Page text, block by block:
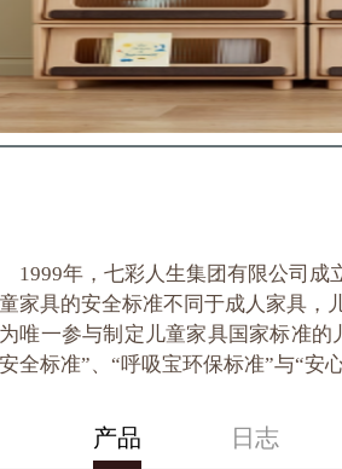
1999年，七彩人生集团有限公司成
家具的安全标准不同于成人家具，
唯一参与制定儿童家具国家标准
全标准”、“呼吸宝环保标准”与“安
产品 日志